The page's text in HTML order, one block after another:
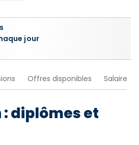
jour
Offres disponibles Salaire
diplômes et